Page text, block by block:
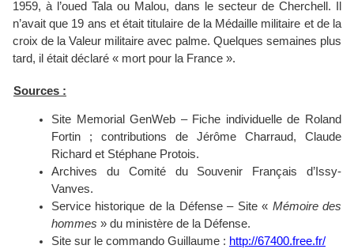
1959, à l’oued Tala ou Malou, dans le secteur de Cherchell. Il
n’avait que 19 ans et était titulaire de la Médaille militaire et de la
croix de la Valeur militaire avec palme. Quelques semaines plus
tard, il était déclaré « mort pour la France ».
Sources :
Site Memorial GenWeb – Fiche individuelle de Roland
Fortin ; contributions de Jérôme Charraud, Claude
Richard et Stéphane Protois.
Archives du Comité du Souvenir Français d’Issy-
Vanves.
Service historique de la Défense – Site « Mémoire des
hommes » du ministère de la Défense.
Site sur le commando Guillaume : http://67400.free.fr/